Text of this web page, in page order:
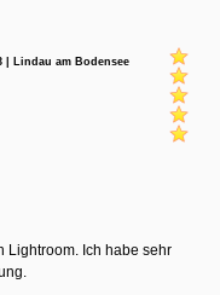
| Lindau am Bodensee
Lightroom. Ich habe sehr